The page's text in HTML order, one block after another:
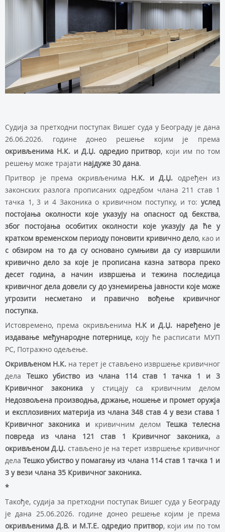
Судија за претходни поступак Вишег суда у Београду је дана
26.06.2026. године донео решење којим је према
окривљенима Н.К. и Д.Џ. одредио притвор, који им по том
решењу може трајати најдуже 30 дана.
Притвор је према окривљенима Н.К. и Д.Џ. одређен из
законских разлога прописаних одредбом члана 211 став 1
тачка 1, 3 и 4 Законика о кривичном поступку, и то: услед
постојања околности које указују на опасност од бекства,
због постојања особитих околности које указују да ће у
кратком временском периоду поновити кривично дело, као и
с обзиром на то да су основано сумњиви да су извршили
кривично дело за које је прописана казна затвора преко
десет година, а начин извршења и тежина последица
кривичног дела довели су до узнемирења јавности које може
угрозити несметано и правично вођење кривичног
поступка.
Истовремено, према окривљенима Н.К и Д.Џ. наређено је
издавање међународне потернице, коју ће расписати МУП
РС, Потражно одељење.
Окривљеном Н.К. на терет је стављено извршење кривичног
дела Тешко убиство из члана 114 став 1 тачка 1 и 3
Кривичног законика у стицају са кривичним делом
Недозвољена производња, држање, ношење и промет оружја
и експлозивних материја из члана 348 став 4 у вези става 1
Кривичног законика и кривичним делом Тешка телесна
повреда из члана 121 став 1 Кривичног законика, а
окривљеном Д.Џ. стављено је на терет извршење кривичног
дела Тешко убиство у помагању из члана 114 став 1 тачка 1 и
3 у вези члана 35 Кривичног законика.
*
Такође, судија за претходни поступак Вишег суда у Београду
је дана 25.06.2026. године донео решење којим је према
окривљенима Д.В. и М.Т.Е. одредио притвор, који им по том